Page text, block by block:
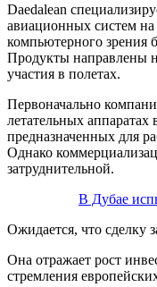
Daedalean
авиационных систем
компьютерного зрения
Продукты направлены
участия в полетах.
Первоначально
летательных аппаратах
предназначенных для
Однако
затруднительной.
В Дубае
Ожидается, что сделку
Она отражает рост
стремления